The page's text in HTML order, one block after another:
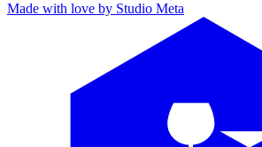
Made with love by Studio Meta